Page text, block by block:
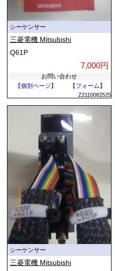
シーケンサー
三菱電機 Mitsubishi
Q61P
7,000円
お問い合わせ
【個別ページ】
【フォーム】
Z2110082525
シーケンサー
三菱電機 Mitsubishi